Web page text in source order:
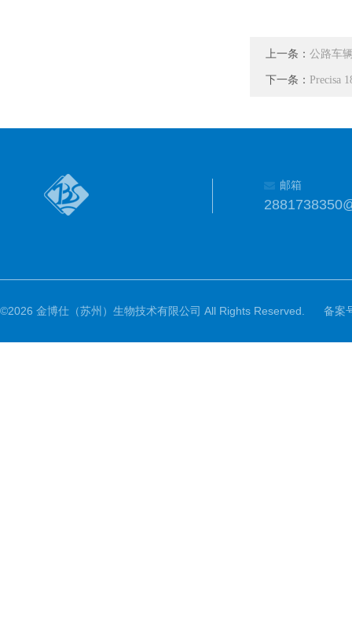
上一条： 公路车
下一条： Precisa
邮箱
©2026 金博仕（苏州）生物技术有限公司 All Rights Reserved. 备案